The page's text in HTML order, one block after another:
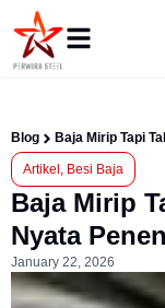
Blog Baja Mirip Tapi
Artikel Besi Baja
Baja Mirip
Nyata
January 22, 2026